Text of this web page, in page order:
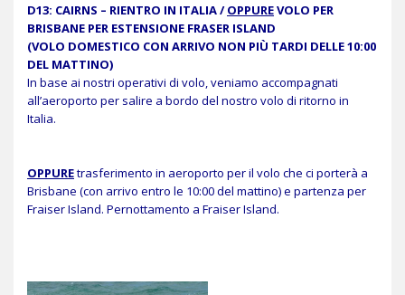
D13: CAIRNS – RIENTRO IN ITALIA /OPPUREVOLO PER
BRISBANE PER ESTENSIONE FRASER ISLAND
(VOLO DOMESTICO CON ARRIVO NON PIÙ TARDI DELLE 10:00
DEL MATTINO)
In base ai nostri operativi di volo, veniamo accompagnati
all’aeroporto per salire a bordo del nostro volo di ritorno in
Italia.
OPPUREtrasferimento in aeroporto per il volo che ci porterà a
Brisbane (con arrivo entro le 10:00 del mattino) e partenza per
Fraiser Island. Pernottamento a Fraiser Island.